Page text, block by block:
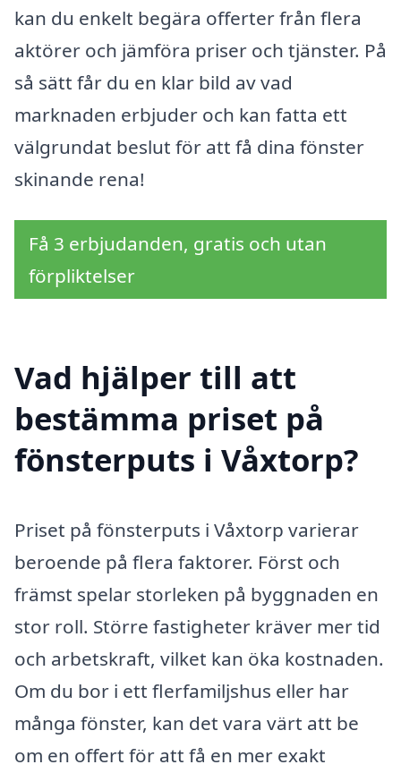
kan du enkelt begära offerter från flera
aktörer och jämföra priser och tjänster. På
så sätt får du en klar bild av vad
marknaden erbjuder och kan fatta ett
välgrundat beslut för att få dina fönster
skinande rena!
Få 3 erbjudanden, gratis och utan
förpliktelser
Vad hjälper till att
bestämma priset på
fönsterputs i Våxtorp?
Priset på fönsterputs i Våxtorp varierar
beroende på flera faktorer. Först och
främst spelar storleken på byggnaden en
stor roll. Större fastigheter kräver mer tid
och arbetskraft, vilket kan öka kostnaden.
Om du bor i ett flerfamiljshus eller har
många fönster, kan det vara värt att be
om en offert för att få en mer exakt